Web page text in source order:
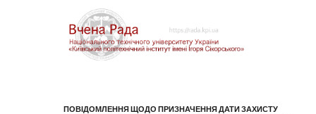
ПОВІДОМЛЕННЯ ЩОДО ПРИЗНАЧЕННЯ ДАТИ ЗАХИСТУ